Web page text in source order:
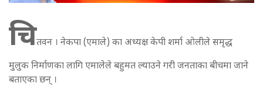
चितवन । नेकपा (एमाले) का अध्यक्ष केपी शर्मा ओलीले समृद्ध
मुलुक निर्माणका लागि एमालेले बहुमत ल्याउने गरी जनताका बीचमा जाने
बताएका छन् ।